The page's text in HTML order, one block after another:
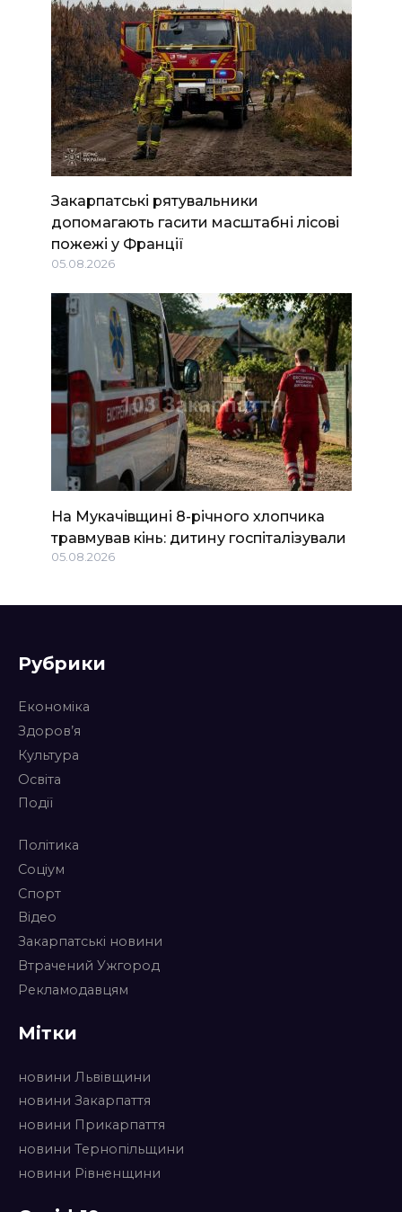
Закарпатські рятувальники
допомагають гасити масштабні лісові
пожежі у Франції
05.08.2026
На Мукачівщині 8-річного хлопчика
травмував кінь: дитину госпіталізували
05.08.2026
Рубрики
Економіка
Здоров’я
Культура
Освіта
Події
Політика
Соціум
Спорт
Відео
Закарпатські новини
Втрачений Ужгород
Рекламодавцям
Мітки
новини Львівщини
новини Закарпаття
новини Прикарпаття
новини Тернопільщини
новини Рівненщини